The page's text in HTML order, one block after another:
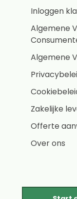
Inloggen
Algemene
Algemene
Zakelijke
Offerte
Over ons